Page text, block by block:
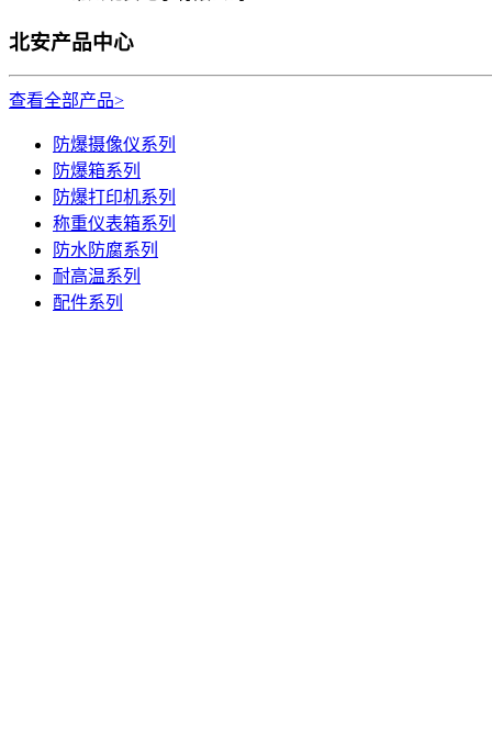
北安产品中心
查看全部产品>
防爆摄像仪系列
防爆箱系列
防爆打印机系列
称重仪表箱系列
防水防腐系列
耐高温系列
配件系列